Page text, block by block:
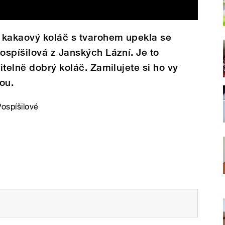
koláč s tvarohem upekla se
z Janských Lázní. Je to
dobrý koláč. Zamilujete si ho vy